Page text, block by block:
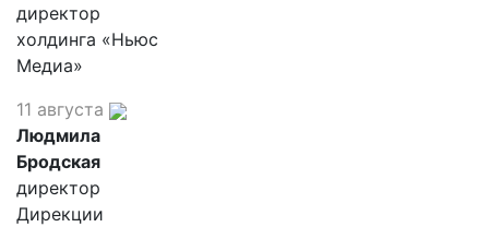
директор
холдинга «Ньюс
Медиа»
11 августа
Людмила
Бродская
директор
Дирекции